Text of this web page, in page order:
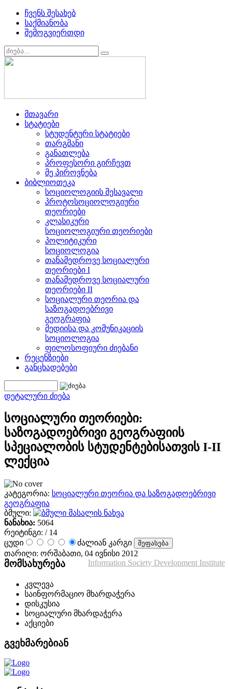
ჩვენს შესახებ
საქმიანობა
შემოგვიერთდი
მთავარი
სტატიები
სტუდენტური სტატიები
თარგმანი
განათლება
პროფესორი გირჩევთ
მე პიროვნება
ბიბლიოთეკა
სოციოლოგიის შესავალი
პროტოსოციოლოგიური
თეორიები
კლასიკური
სოციოლოგიური თეორიები
პოლიტიკური
სოციოლოგია
თანამედროვე სოციალური
თეორიები I
თანამედროვე სოციალური
თეორიები II
სოციალური თეორია და
საზოგადოებრივი
გეოგრაფია
მედიისა და კომუნიკაციის
სოციოლოგია
ფილოსოფიური ძიებანი
რეცენზიები
განცხადებები
დეტალური ძიება
სოციალური თეორიები:
საზოგადოებრივი გეოგრაფიის
სპეციალობის სტუდენტებისათვის I-II
ლექცია
კატეგორია: სოციალური თეორია და საზოგადოებრივი
გეოგრაფია
ბმული:
მასალის ნახვა
ნანახია: 5064
რეიტინგი: / 14
ცუდი
ძალიან კარგი
თარიღი: ორშაბათი, 04 ივნისი 2012
Information Society Development Institute
მომსახურება
კვლევა
საინფორმაციო მხარდაჭერა
დისკუსია
სოციალური მხარდაჭერა
აქციები
გვეხმარებიან